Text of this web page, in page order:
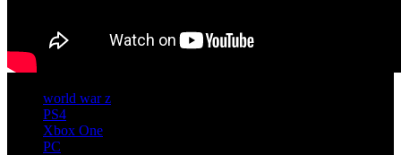
world war z
PS4
Xbox One
PC